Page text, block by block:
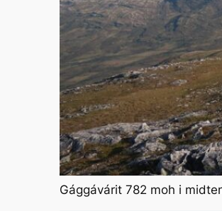
Gággávárit 782 moh i